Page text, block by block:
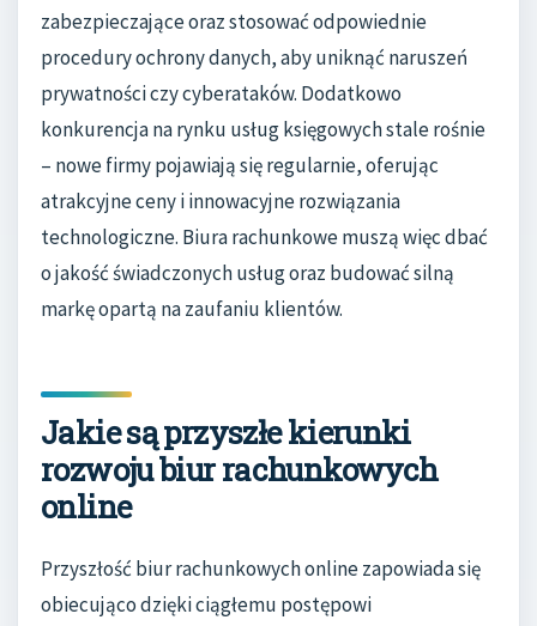
zabezpieczające oraz stosować odpowiednie
procedury ochrony danych, aby uniknąć naruszeń
prywatności czy cyberataków. Dodatkowo
konkurencja na rynku usług księgowych stale rośnie
– nowe firmy pojawiają się regularnie, oferując
atrakcyjne ceny i innowacyjne rozwiązania
technologiczne. Biura rachunkowe muszą więc dbać
o jakość świadczonych usług oraz budować silną
markę opartą na zaufaniu klientów.
Jakie są przyszłe kierunki
rozwoju biur rachunkowych
online
Przyszłość biur rachunkowych online zapowiada się
obiecująco dzięki ciągłemu postępowi